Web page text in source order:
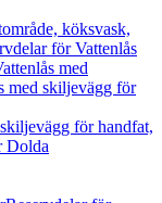
köksvask,
för Vattenlås
med
med skiljevägg för
för handfat,
Dolda